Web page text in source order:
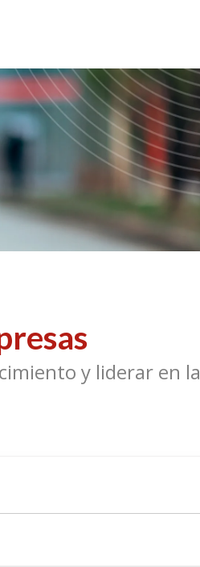
y liderar en la